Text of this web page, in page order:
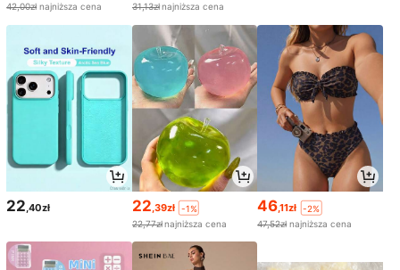
42,00zł najniższa cena 31,13złnajniższa cena
22 ,40zł 22 ,39zł
-1%
22,77złnajniższa cena
46,11zł
-2%
47,52zł najniższa cena